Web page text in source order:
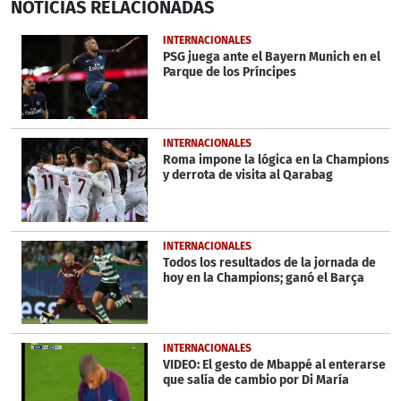
seconds
34
NOTICIAS RELACIONADAS
INTERNACIONALES
PSG juega ante el Bayern Munich en el
Parque de los Príncipes
INTERNACIONALES
Roma impone la lógica en la Champions
y derrota de visita al Qarabag
INTERNACIONALES
Todos los resultados de la jornada de
hoy en la Champions; ganó el Barça
INTERNACIONALES
VIDEO: El gesto de Mbappé al enterarse
que salía de cambio por Di María